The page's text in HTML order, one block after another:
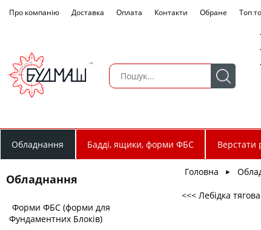
Про компанію Доставка Оплата Контакти Обране Топ
Обладнання Бадді, ящики, форми ФБС Верстати
Обладнання
Форми ФБС (форми для
Фундаментних Блоків)
Головна ►
<<< Лебідка